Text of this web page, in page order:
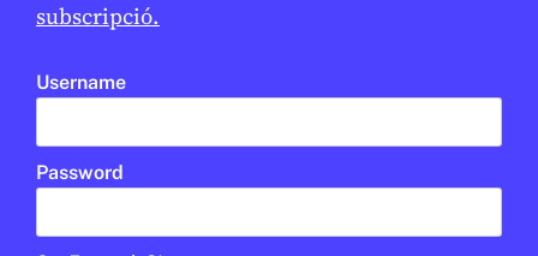
subscripció.
Username
Password
CANVI CLIMÀTIC/ODS